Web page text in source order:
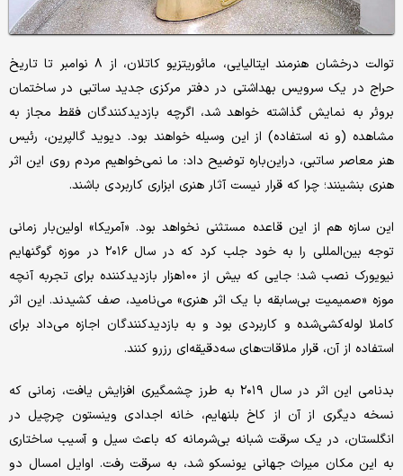
توالت درخشان هنرمند ایتالیایی، مائوریتزیو کاتلان، از ۸ نوامبر تا تاریخ
حراج در یک سرویس بهداشتی در دفتر مرکزی جدید ساتبی در ساختمان
بروئر به نمایش گذاشته خواهد شد، اگرچه بازدیدکنندگان فقط مجاز به
مشاهده (و نه استفاده) از این وسیله خواهند بود. دیوید گالپرین، رئیس
هنر معاصر ساتبی، دراین‌باره توضیح داد: ما نمی‌خواهیم مردم روی این اثر
هنری بنشینند؛‌ چرا که قرار نیست آثار هنری ابزاری کاربردی باشند.
این سازه هم از این قاعده مستثنی نخواهد بود. «آمریکا» اولین‌بار زمانی
توجه بین‌المللی را به خود جلب کرد که در سال ۲۰۱۶ در موزه گوگنهایم
نیویورک نصب شد؛ جایی که بیش از ۱۰۰هزار بازدیدکننده برای تجربه آنچه
موزه «صمیمیت بی‌سابقه با یک اثر هنری» می‌نامید، صف کشیدند. این اثر
کاملا لوله‌کشی‌شده و کاربردی بود و به بازدیدکنندگان اجازه می‌داد برای
استفاده از آن، قرار ملاقات‌های سه‌دقیقه‌ای رزرو کنند.
بدنامی این اثر در سال ۲۰۱۹ به طرز چشمگیری افزایش یافت، زمانی که
نسخه دیگری از آن از کاخ بلنهایم، خانه اجدادی وینستون چرچیل در
انگلستان، در یک سرقت شبانه بی‌شرمانه که باعث سیل و آسیب ساختاری
به این مکان میراث جهانی یونسکو شد، به سرقت رفت. اوایل امسال دو